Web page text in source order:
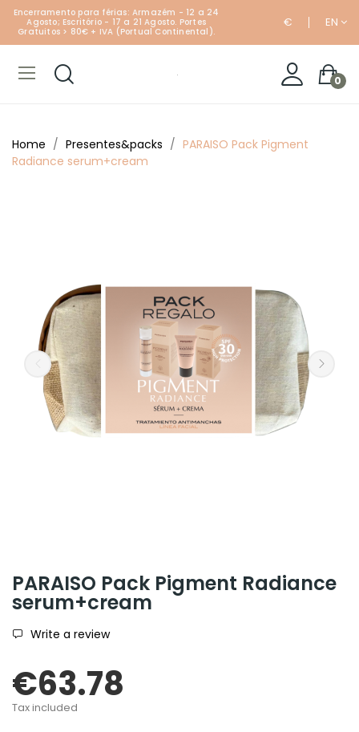
Encerramento para férias: Armazém - 12 a 24
Agosto; Escritório - 17 a 21 Agosto. Portes
Gratuitos > 80€ + IVA (Portual Continental).
€ EN
0
Home Presentes&packs
PARAISO Pack Pigment
Radiance serum+cream
PARAISO Pack Pigment Radiance
serum+cream
Write a review
€63.78
Tax included